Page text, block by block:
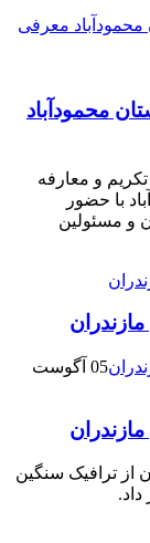
محمودآباد
تکریم و معارفه
با حضور
و مسئولین
05 آگوست
از ترافیک سنگین